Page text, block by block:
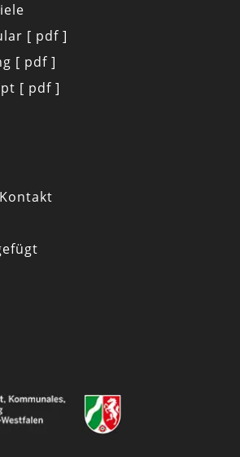
[ pdf ]
[ pdf ]
[ pdf ]